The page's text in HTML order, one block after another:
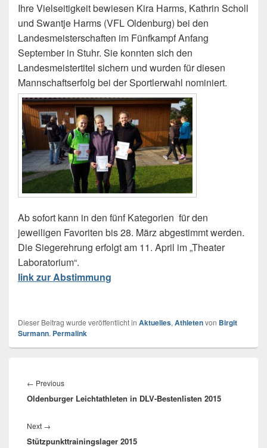
Ihre Vielseitigkeit bewiesen Kira Harms, Kathrin Scholl
und Swantje Harms (VFL Oldenburg) bei den
Landesmeisterschaften im Fünfkampf Anfang
September in Stuhr. Sie konnten sich den
Landesmeistertitel sichern und wurden für diesen
Mannschaftserfolg bei der Sportlerwahl nominiert.
Ab sofort kann in den fünf Kategorien für den
jeweiligen Favoriten bis 28. März abgestimmt werden.
Die Siegerehrung erfolgt am 11. April im „Theater
Laboratorium“.
link zur Abstimmung
Dieser Beitrag wurde veröffentlicht in Aktuelles, Athletenvon Birgit
Surmann. Permalink
← Previous
post:
Oldenburger Leichtathleten in DLV-Bestenlisten 2015
Next →
post:
Stützpunkttrainingslager 2015